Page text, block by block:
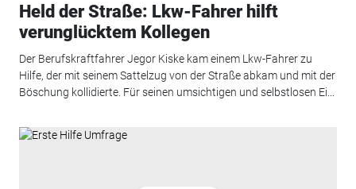
Held der Straße: Lkw-Fahrer hilft
verunglücktem Kollegen
Der Berufskraftfahrer Jegor Kiske kam einem Lkw-Fahrer zu
Hilfe, der mit seinem Sattelzug von der Straße abkam und mit der
Böschung kollidierte. Für seinen umsichtigen und selbstlosen Ei...